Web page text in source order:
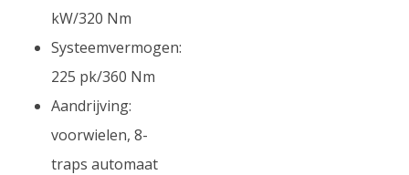
kW/320 Nm
Systeemvermogen:
225 pk/360 Nm
Aandrijving:
voorwielen, 8-
traps automaat